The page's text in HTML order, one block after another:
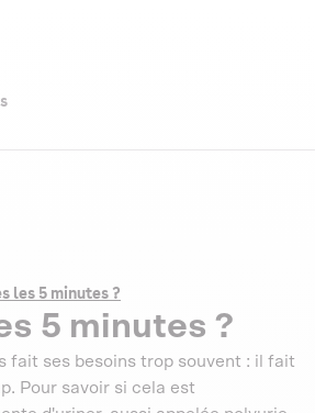
les 5 minutes ?
5 minutes ?
fait ses besoins trop souvent : il fait
Pour savoir si cela est